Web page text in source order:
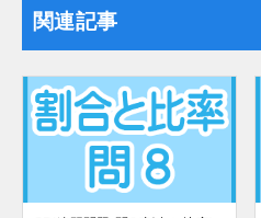
関連記事